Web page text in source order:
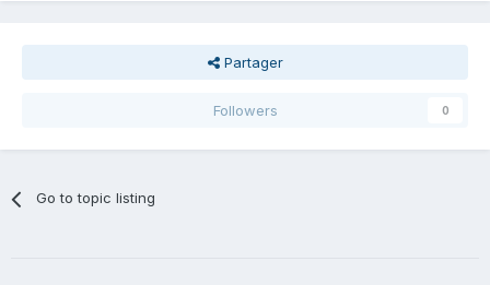
Partager
Followers 0
Go to topic listing